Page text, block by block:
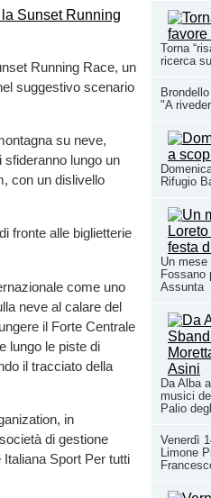
Torna
ricerca
"A
Rifugio
Un
Fossano
Assunta
Da Alba
musici
Palio
Venerdì
Limone
Running Race, un
suggestivo scenario
su neve,
sfideranno lungo un
con un dislivello
fronte alle biglietterie
come uno
neve al calare del
il Forte Centrale
lungo le piste di
il tracciato della
in
di gestione
Italiana Sport Per tutti